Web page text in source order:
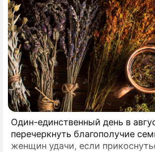
Один-единственный день в
перечеркнуть благополучие
женщин удачи, если